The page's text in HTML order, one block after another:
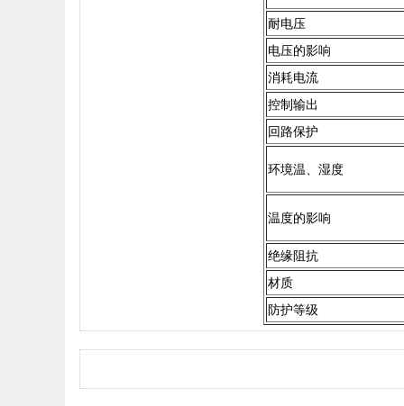
耐电压
电压的影响
消耗电流
控制输出
回路保护
环境温、湿度
温度的影响
绝缘阻抗
材质
防护等级